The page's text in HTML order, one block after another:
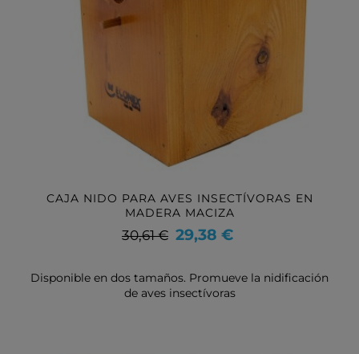
CAJA NIDO PARA AVES INSECTÍVORAS EN
MADERA MACIZA
Precio
base
30,61 € Precio
29,38 €
Disponible en dos tamaños. Promueve la nidificación
de aves insectívoras